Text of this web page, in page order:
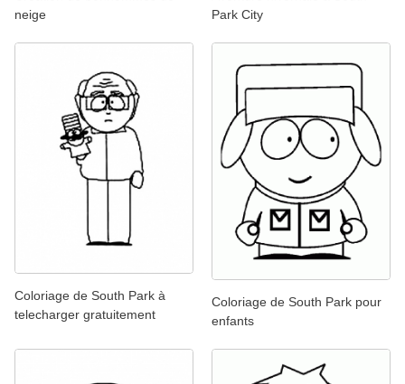
neige
Park City
Coloriage de South Park à
telecharger gratuitement
Coloriage de South Park pour
enfants